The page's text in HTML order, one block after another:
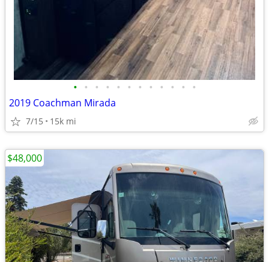
• • • • • • • • • • • •
2019 Coachman Mirada
7/15 15k mi
$48,000